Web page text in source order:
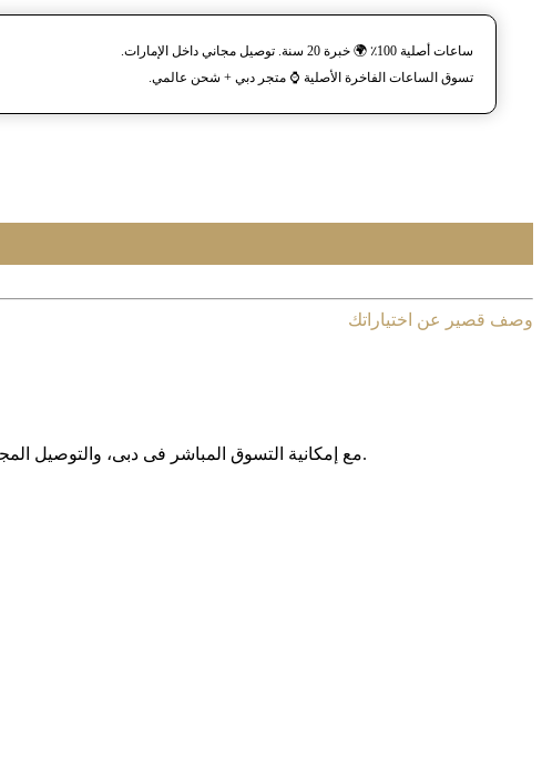
ساعات أصلية 100٪ 🌍 خبرة 20 سنة. توصيل مجاني داخل الإمارات.
تسوق الساعات الفاخرة الأصلية ⌚️ متجر دبي + شحن عالمي.
وصف قصير عن اختياراتك
مع إمکانیة التسوق المباشر فی دبی، والتوصیل المجانی داخل الإمارات العربیة المتحدة، وخدمة الشحن الدولی إلى أکثر من 130 دولة حول العالم، نوفر لکم تجربة تسوق آمنة وبدون حدود.